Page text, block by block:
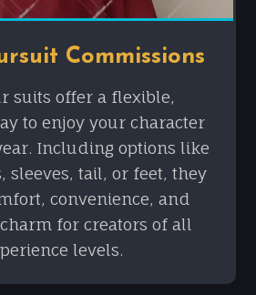
Commissions
suits offer a flexible,
to enjoy your character
Including options like
sleeves, tail, or feet, they
convenience, and
for creators of all
levels.